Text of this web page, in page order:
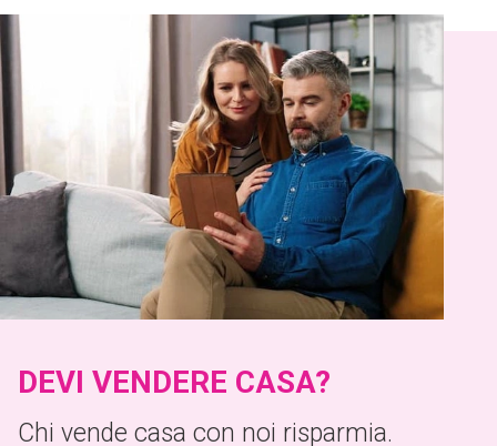
DEVI VENDERE CASA?
Chi vende casa con noi risparmia.